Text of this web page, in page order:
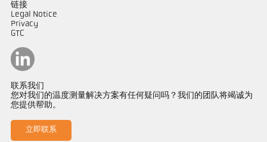
链接
Legal Notice
Privacy
GTC
联系我们
您对我们的温度测量解决方案有任何疑问吗？我们的团队将竭诚为
您提供帮助。
立即联系